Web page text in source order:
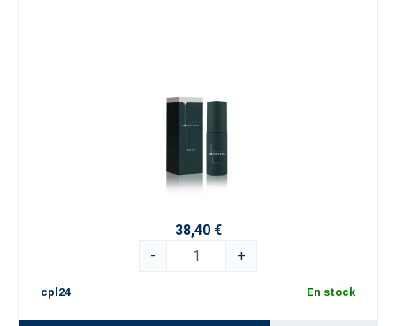
38,40 €
-
+
cpl24 En stock